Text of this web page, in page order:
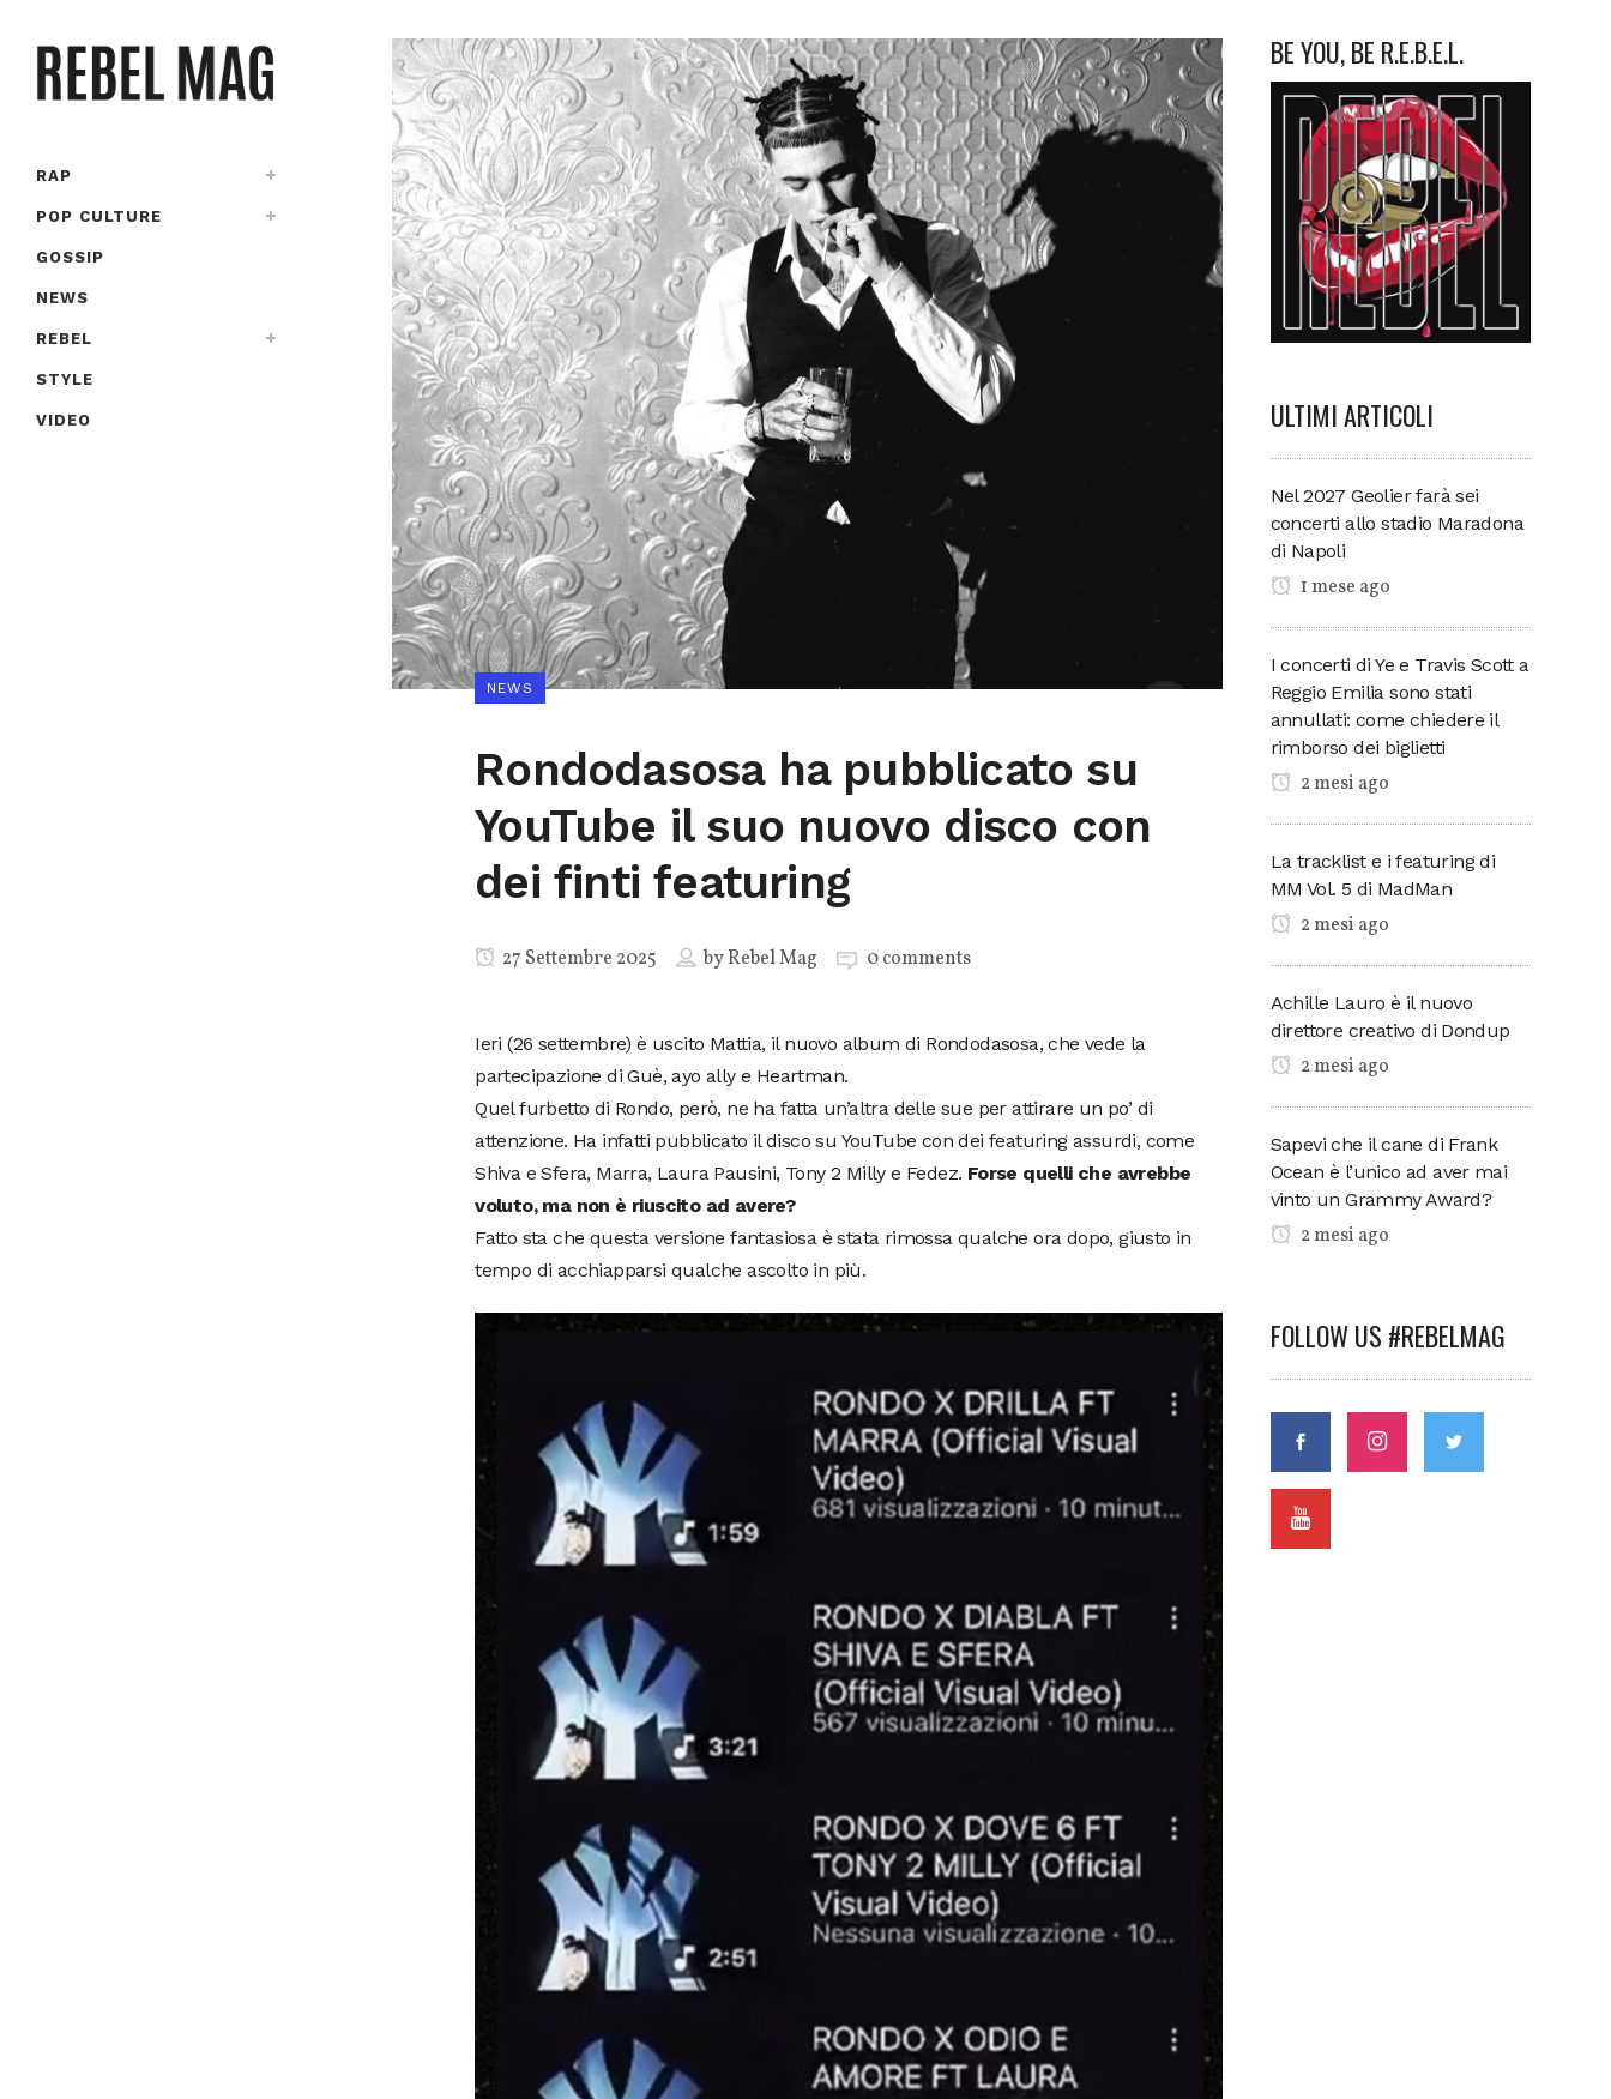
RAP
POP CULTURE
GOSSIP
NEWS
REBEL
STYLE
VIDEO
NEWS
Rondodasosa ha pubblicato su
YouTube il suo nuovo disco con
dei finti featuring
27 Settembre 2025 byRebel Mag 0 comments
Ieri (26 settembre) è uscito Mattia, il nuovo album di Rondodasosa, che vede la
partecipazione di Guè, ayo ally e Heartman.
Quel furbetto di Rondo, però, ne ha fatta un’altra delle sue per attirare un po’ di
attenzione. Ha infatti pubblicato il disco su YouTube con dei featuring assurdi, come
Shiva e Sfera, Marra, Laura Pausini, Tony 2 Milly e Fedez. Forse quelli che avrebbe
voluto, ma non è riuscito ad avere?
Fatto sta che questa versione fantasiosa è stata rimossa qualche ora dopo, giusto in
tempo di acchiapparsi qualche ascolto in più.
BE YOU, BE R.E.B.E.L.
ULTIMI ARTICOLI
Nel 2027 Geolier farà sei
concerti allo stadio Maradona
di Napoli
1 mese ago
I concerti di Ye e Travis Scott a
Reggio Emilia sono stati
annullati: come chiedere il
rimborso dei biglietti
2 mesi ago
La tracklist e i featuring di
MM Vol. 5 di MadMan
2 mesi ago
Achille Lauro è il nuovo
direttore creativo di Dondup
2 mesi ago
Sapevi che il cane di Frank
Ocean è l’unico ad aver mai
vinto un Grammy Award?
2 mesi ago
FOLLOW US #REBELMAG